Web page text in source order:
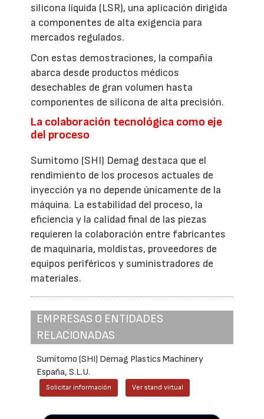
silicona líquida (LSR), una aplicación dirigida
a componentes de alta exigencia para
mercados regulados.
Con estas demostraciones, la compañía
abarca desde productos médicos
desechables de gran volumen hasta
componentes de silicona de alta precisión.
La colaboración tecnológica como eje
del proceso
Sumitomo (SHI) Demag destaca que el
rendimiento de los procesos actuales de
inyección ya no depende únicamente de la
máquina. La estabilidad del proceso, la
eficiencia y la calidad final de las piezas
requieren la colaboración entre fabricantes
de maquinaria, moldistas, proveedores de
equipos periféricos y suministradores de
materiales.
EMPRESAS O ENTIDADES
RELACIONADAS
Sumitomo (SHI) Demag Plastics Machinery
España, S.L.U.
Solicitar información Ver stand virtual